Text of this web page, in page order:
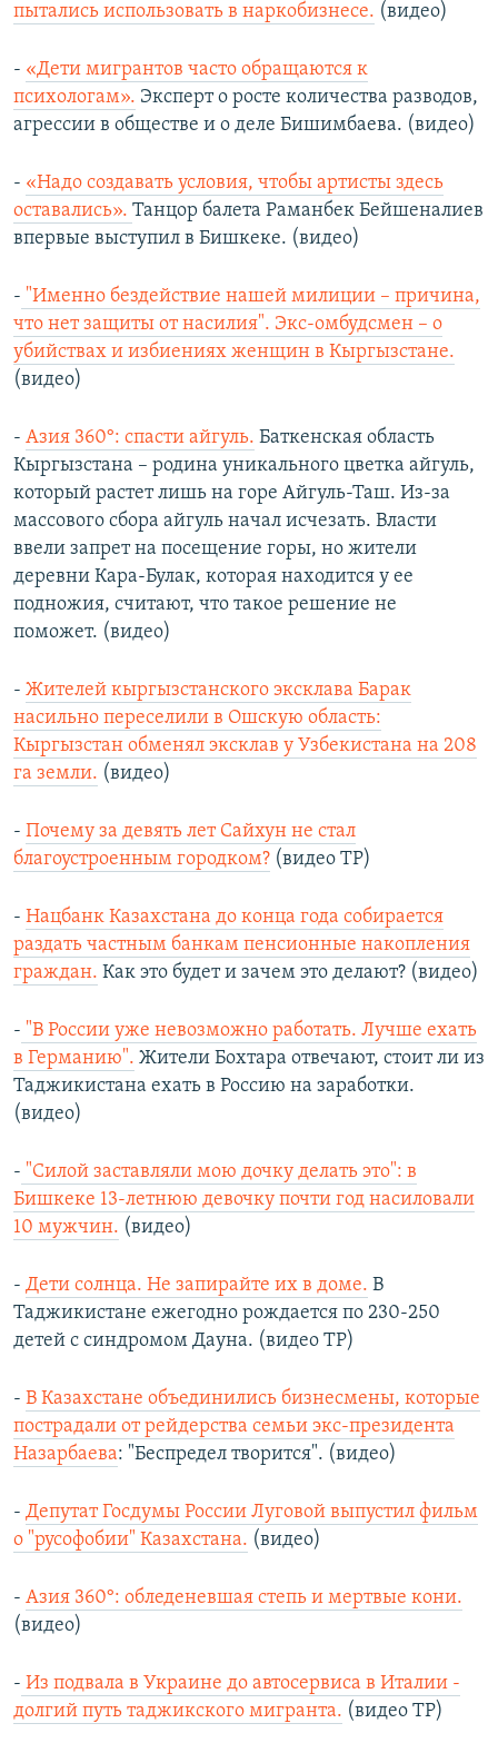
пытались использовать в наркобизнесе. (видео)
- «Дети мигрантов часто обращаются к
психологам». Эксперт о росте количества разводов,
агрессии в обществе и о деле Бишимбаева. (видео)
- «Надо создавать условия, чтобы артисты здесь
оставались». Танцор балета Раманбек Бейшеналиев
впервые выступил в Бишкеке. (видео)
- "Именно бездействие нашей милиции – причина,
что нет защиты от насилия". Экс-омбудсмен – о
убийствах и избиениях женщин в Кыргызстане.
(видео)
- Азия 360°: спасти айгуль. Баткенская область
Кыргызстана – родина уникального цветка айгуль,
который растет лишь на горе Айгуль-Таш. Из-за
массового сбора айгуль начал исчезать. Власти
ввели запрет на посещение горы, но жители
деревни Кара-Булак, которая находится у ее
подножия, считают, что такое решение не
поможет. (видео)
- Жителей кыргызстанского эксклава Барак
насильно переселили в Ошскую область:
Кыргызстан обменял эксклав у Узбекистана на 208
га земли. (видео)
- Почему за девять лет Сайхун не стал
благоустроенным городком? (видео ТР)
- Нацбанк Казахстана до конца года собирается
раздать частным банкам пенсионные накопления
граждан. Как это будет и зачем это делают? (видео)
- "В России уже невозможно работать. Лучше ехать
в Германию". Жители Бохтара отвечают, стоит ли из
Таджикистана ехать в Россию на заработки.
(видео)
- "Силой заставляли мою дочку делать это": в
Бишкеке 13-летнюю девочку почти год насиловали
10 мужчин. (видео)
- Дети солнца. Не запирайте их в доме. В
Таджикистане ежегодно рождается по 230-250
детей с синдромом Дауна. (видео ТР)
- В Казахстане объединились бизнесмены, которые
пострадали от рейдерства семьи экс-президента
Назарбаева: "Беспредел творится". (видео)
- Депутат Госдумы России Луговой выпустил фильм
о "русофобии" Казахстана. (видео)
- Азия 360°: обледеневшая степь и мертвые кони.
(видео)
- Из подвала в Украине до автосервиса в Италии -
долгий путь таджикского мигранта. (видео ТР)